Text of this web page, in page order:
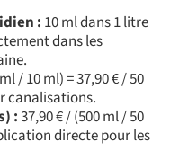
: 10 ml dans 1 litre
dans les
/ 10 ml) = 37,90 € / 50
canalisations.
:37,90 € / (500 ml / 50
directe pour les